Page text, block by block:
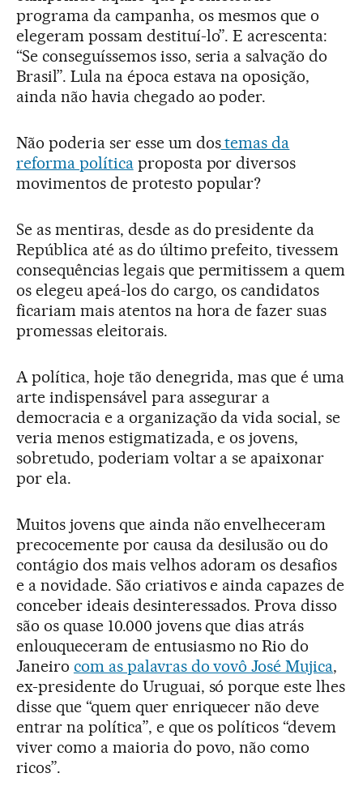
programa da campanha, os mesmos que o
elegeram possam destituí-lo”. E acrescenta:
“Se conseguíssemos isso, seria a salvação do
Brasil”. Lula na época estava na oposição,
ainda não havia chegado ao poder.
Não poderia ser esse um dostemas da
reforma políticaproposta por diversos
movimentos de protesto popular?
Se as mentiras, desde as do presidente da
República até as do último prefeito, tivessem
consequências legais que permitissem a quem
os elegeu apeá-los do cargo, os candidatos
ficariam mais atentos na hora de fazer suas
promessas eleitorais.
A política, hoje tão denegrida, mas que é uma
arte indispensável para assegurar a
democracia e a organização da vida social, se
veria menos estigmatizada, e os jovens,
sobretudo, poderiam voltar a se apaixonar
por ela.
Muitos jovens que ainda não envelheceram
precocemente por causa da desilusão ou do
contágio dos mais velhos adoram os desafios
e a novidade. São criativos e ainda capazes de
conceber ideais desinteressados. Prova disso
são os quase 10.000 jovens que dias atrás
enlouqueceram de entusiasmo no Rio do
Janeiro com as palavras do vovô José Mujica,
ex-presidente do Uruguai, só porque este lhes
disse que “quem quer enriquecer não deve
entrar na política”, e que os políticos “devem
viver como a maioria do povo, não como
ricos”.